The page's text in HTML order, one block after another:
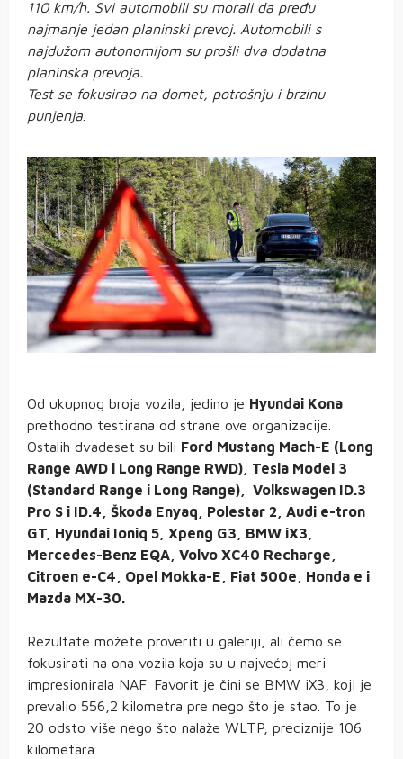
110 km/h. Svi automobili su morali da pređu
najmanje jedan planinski prevoj. Automobili s
najdužom autonomijom su prošli dva dodatna
planinska prevoja.
Test se fokusirao na domet, potrošnju i brzinu
punjenja
Od ukupnog broja vozila, jedino je Hyundai Kona
prethodno testirana od strane ove organizacije.
Ostalih dvadeset su bili Ford Mustang Mach-E (Long
Range AWD i Long Range RWD), Tesla Model 3
(Standard Range i Long Range), Volkswagen ID.3
Pro S i ID.4, Škoda Enyaq, Polestar 2, Audi e-tron
GT, Hyundai Ioniq 5, Xpeng G3, BMW iX3,
Mercedes-Benz EQA, Volvo XC40 Recharge,
Citroen e-C4, Opel Mokka-E, Fiat 500e, Honda e i
Mazda MX-30.
Rezultate možete proveriti u galeriji, ali ćemo se
fokusirati na ona vozila koja su u najvećoj meri
impresionirala NAF. Favorit je čini se BMW iX3, koji je
prevalio 556,2 kilometra pre nego što je stao. To je
20 odsto više nego što nalaže WLTP, preciznije 106
kilometara.